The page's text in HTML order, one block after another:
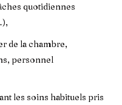
quotidiennes
de la chambre,
personnel
les soins habituels pris